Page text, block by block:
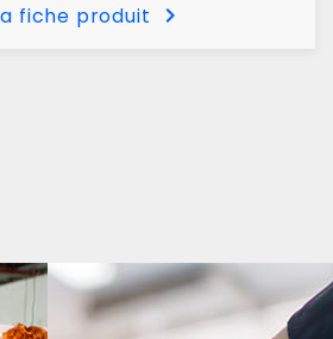
fiche produit
chevron_right